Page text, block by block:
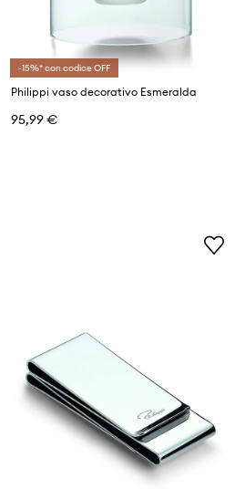
-15%* con codice OFF
Philippi vaso decorativo Esmeralda
95,99 €